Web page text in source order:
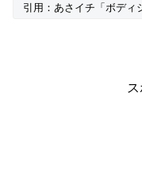
引用：あさイチ「ボディ